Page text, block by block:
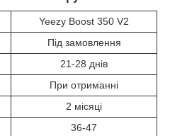
Yeezy Boost 350 V2
Під замовлення
21-28 днів
При отриманні
2 місяці
36-47